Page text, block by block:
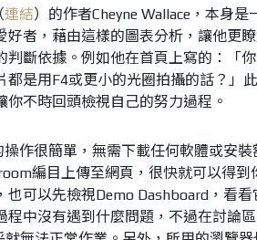
連結）的作者Cheyne Wallace，本身
好者，藉由這樣的圖表分析，讓他更
判斷依據。例如他在首頁上寫的：「
都是用F4或更小的光圈拍攝的話？」
你不時回頭檢視自己的努力過程。
作很簡單，無需下載任何軟體或安
編目上傳至網頁，很快就可以得到
也可以先檢視Demo Dashboard，看看
程中沒有遇到什麼問題，不過在討論